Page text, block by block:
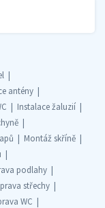
antény
Instalace žaluzií
Montáž skříně
podlahy
střechy
WC